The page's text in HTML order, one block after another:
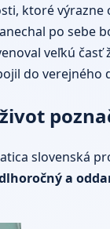
ktoré
po sebe
veľkú
do verejného
slovenská
dlhoročný a